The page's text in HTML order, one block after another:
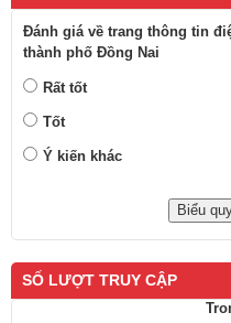
Đánh giá về trang thông tin
thành phố Đồng Nai
Rất tốt
Tốt
Ý kiến khác
SỐ LƯỢT TRUY CẬP